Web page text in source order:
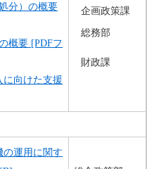
分）の概要
概要 [PDFフ
に向けた支援
企画政策課
総務部
財政課
の運用に関す